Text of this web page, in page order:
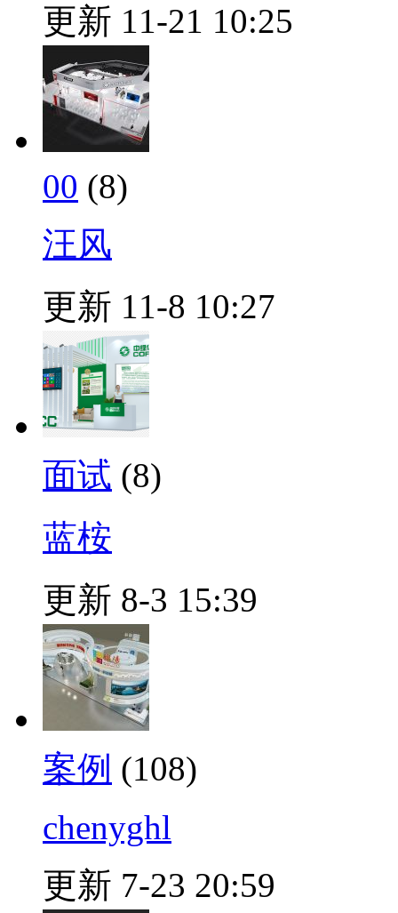
更新 11-21 10:25
00 (8)
汪风
更新 11-8 10:27
面试 (8)
蓝桉
更新 8-3 15:39
案例 (108)
chenyghl
更新 7-23 20:59